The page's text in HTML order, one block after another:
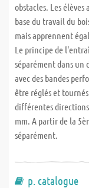
obstacles. Les
base du travail du
mais apprennent
Le principe de
séparément dans un
avec des bandes
être réglés et
différentes
mm. A partir de la
séparément.
p. catalogue